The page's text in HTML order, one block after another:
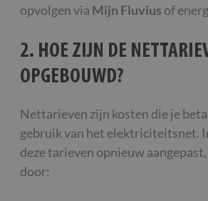
opvolgen via Mijn Fluvius of
2. HOE ZIJN DE
OPGEBOUWD?
Nettarieven zijn kosten die je
gebruik van het elektriciteitsnet.
deze tarieven opnieuw
door: